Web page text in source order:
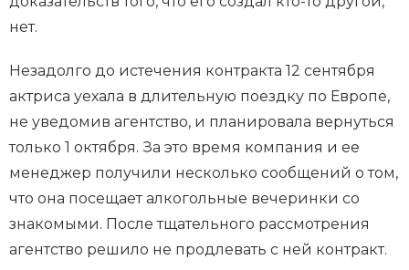
нет.
Незадолго до истечения контракта 12 сентября
актриса уехала в длительную поездку по Европе,
не уведомив агентство, и планировала вернуться
только 1 октября. За это время компания и ее
менеджер получили несколько сообщений о том,
что она посещает алкогольные вечеринки со
знакомыми. После тщательного рассмотрения
агентство решило не продлевать с ней контракт.